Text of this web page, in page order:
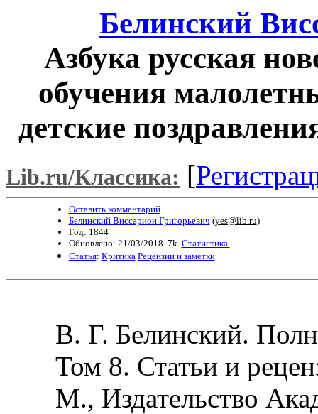
Белинский
Азбука русская
обучения
детские
Lib.ru/Классика: [
Оставить комментарий
Белинский Виссарион Григорьевич (yes@lib.ru)
Год: 1844
Обновлено: 21/03/2018. 7k. Статистика.
Статья: Критика Рецензии и заметки
В. Г. Белинский.
Том 8. Статьи и
М., Издательство